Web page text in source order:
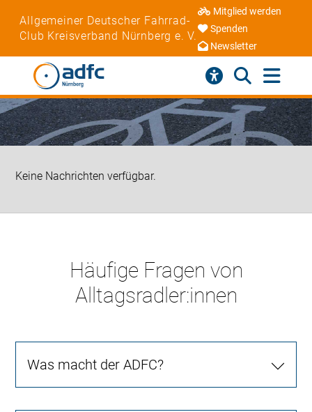
Allgemeiner Deutscher Fahrrad-
Club Kreisverband Nürnberg e. V.
Mitglied werden
Spenden
Newsletter
Keine Nachrichten verfügbar.
Häufige Fragen von
Alltagsradler:innen
Was macht der ADFC?